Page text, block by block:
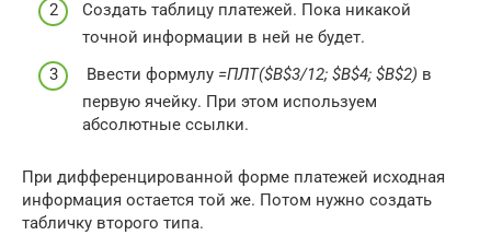
Создать таблицу платежей. Пока никакой
точной информации в ней не будет.
Ввести формулу =ПЛТ($B$3/12; $B$4; $B$2) в
первую ячейку. При этом используем
абсолютные ссылки.
При дифференцированной форме платежей исходная
информация остается той же. Потом нужно создать
табличку второго типа.